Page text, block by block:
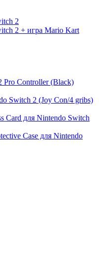
2
2 + игра Mario Kart
Pro Controller (Black)
Switch 2 (Joy Con/4 gribs)
Card для Nintendo Switch
Case для Nintendo